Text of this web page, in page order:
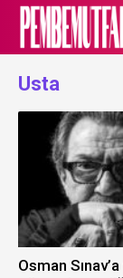
Usta
Osman